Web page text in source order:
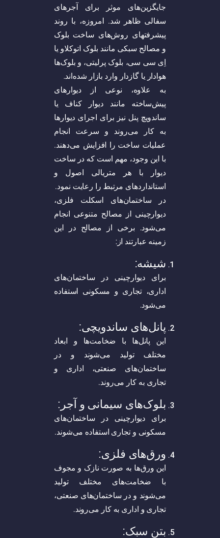
جایگزین‌های موثر برای آجرهای
سفالی ظاهر شد. امروزه، با روند
پیشرفتهای روش‌های ساخت بلوک
و مصالح سبکی مانند بلوک اتوکلاو یا
اِی سی سی، بلوک پرلیتی، و بلوک‌ها
هوادار یا گازدار وارد بازار شده‌اند.
به علاوه، نوعی از دیوارهای
پیش‌ساخته مانند دیوار کناف یا
ساندویچ پنل نیز برای اجرای دیوارها
به کار می‌روند و سرعت انجام
عملیات ساخت را افزایش می‌دهند.
با این وجود، مهم است که در ساخت
دیوار با هر متریالی اصول و
استانداردهای مرتبط را رعایت نمود.
در ساختمان‌های اسکلت فلزی،
دیوارچینی از مصالح متنوعی انجام
می‌شود. برخی از مصالح در این
زمینه عبارتند از:
شیشه:
برای دیوارچینی در ساختمان‌های
اداری، تجاری و مسکونی استفاده
می‌شود.
پانل‌های ساندویچی:
این پانل‌ها با ضخامت‌ها و ابعاد
مختلف تولید می‌شوند و در
ساختمان‌های صنعتی، اداری و
تجاری به کار می‌روند.
بلوک‌های سیمانی و آجر:
برای دیوارچینی در ساختمان‌های
مسکونی و تجاری استفاده می‌شوند.
ورق‌های فلزی:
این ورق‌ها به صورت نازک و مجوف
با ضخامت‌های مختلف تولید
می‌شوند و در ساختمان‌های صنعتی،
تجاری و اداری به کار می‌روند.
بتن سبک: